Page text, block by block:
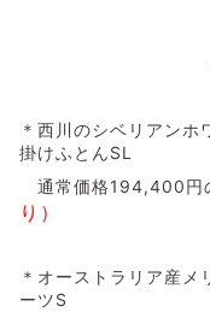
〈お買い得
＊西川のシベリアン
掛けふとんSL
通常価格194,400円
り）
＊オーストラリア産
ーツS